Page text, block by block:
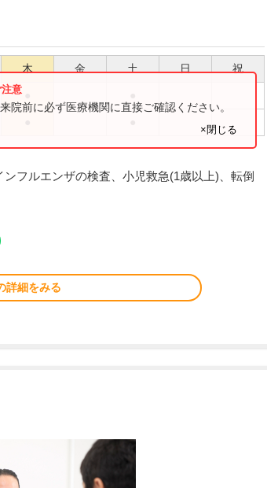
木 金 土 日 祝
院前に必ず医療機関に直接ご確認ください。
×閉じる
フルエンザの検査、小児救急(1歳以上)、転倒
詳細をみる